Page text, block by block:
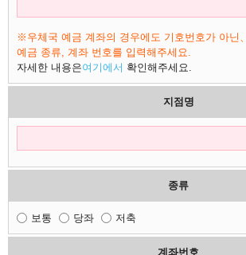
※우체국 예금 계좌의 경우에도 기호번호가 아닌
예금 종류, 계좌 번호를 입력해주세요.
자세한 내용은여기에서 확인해주세요.
지점명
종류
보통 당좌 저축
계좌번호